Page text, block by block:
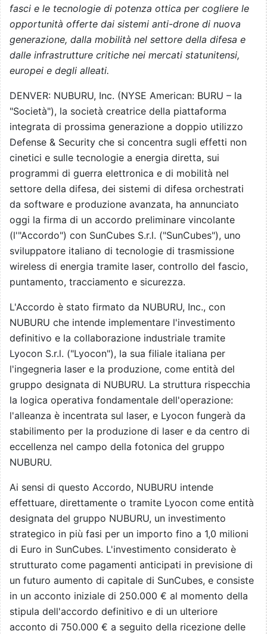
fasci e le tecnologie di potenza ottica per cogliere le
opportunità offerte dai sistemi anti-drone di nuova
generazione, dalla mobilità nel settore della difesa e
dalle infrastrutture critiche nei mercati statunitensi,
europei e degli alleati.
DENVER: NUBURU, Inc. (NYSE American: BURU – la
"Società"), la società creatrice della piattaforma
integrata di prossima generazione a doppio utilizzo
Defense & Security che si concentra sugli effetti non
cinetici e sulle tecnologie a energia diretta, sui
programmi di guerra elettronica e di mobilità nel
settore della difesa, dei sistemi di difesa orchestrati
da software e produzione avanzata, ha annunciato
oggi la firma di un accordo preliminare vincolante
(l'"Accordo") con SunCubes S.r.l. ("SunCubes"), uno
sviluppatore italiano di tecnologie di trasmissione
wireless di energia tramite laser, controllo del fascio,
puntamento, tracciamento e sicurezza.
L'Accordo è stato firmato da NUBURU, Inc., con
NUBURU che intende implementare l'investimento
definitivo e la collaborazione industriale tramite
Lyocon S.r.l. ("Lyocon"), la sua filiale italiana per
l'ingegneria laser e la produzione, come entità del
gruppo designata di NUBURU. La struttura rispecchia
la logica operativa fondamentale dell'operazione:
l'alleanza è incentrata sul laser, e Lyocon fungerà da
stabilimento per la produzione di laser e da centro di
eccellenza nel campo della fotonica del gruppo
NUBURU.
Ai sensi di questo Accordo, NUBURU intende
effettuare, direttamente o tramite Lyocon come entità
designata del gruppo NUBURU, un investimento
strategico in più fasi per un importo fino a 1,0 milioni
di Euro in SunCubes. L'investimento considerato è
strutturato come pagamenti anticipati in previsione di
un futuro aumento di capitale di SunCubes, e consiste
in un acconto iniziale di 250.000 € al momento della
stipula dell'accordo definitivo e di un ulteriore
acconto di 750.000 € a seguito della ricezione delle